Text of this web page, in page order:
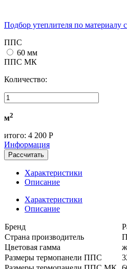
Подбор утеплителя по материалу
ППС
60 мм
ППС МК
Количество:
м2
итого: 4 200 Р
Информация
Рассчитать
Характеристики
Описание
Характеристики
Описание
Бренд
Страна производитель
Цветовая гамма
Размеры термопанели ППС